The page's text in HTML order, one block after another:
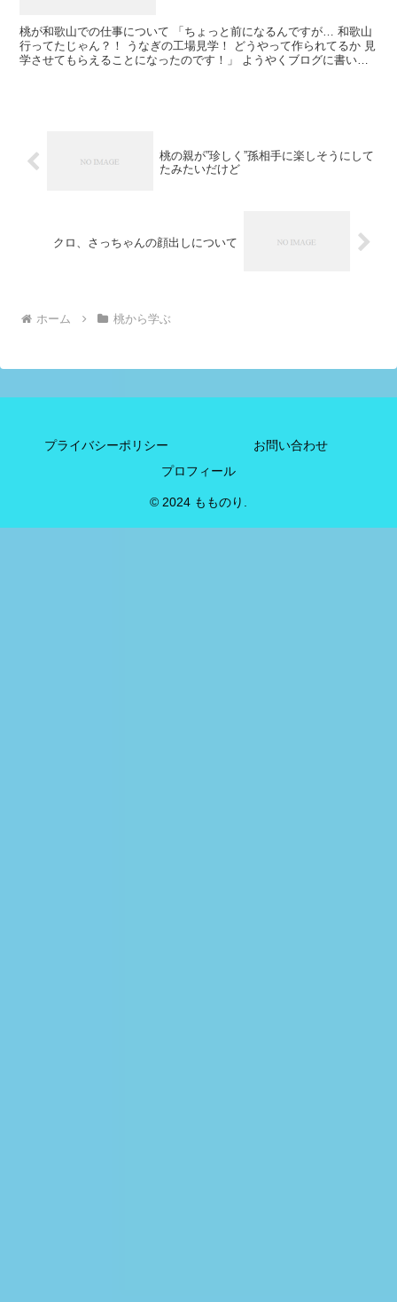
桃が和歌山での仕事について 「ちょっと前になるんですが… 和歌山
行ってたじゃん？！ うなぎの工場見学！ どうやって作られてるか 見
学させてもらえることになったのです！」 ようやくブログに書いて
桃の親が”珍しく”孫相手に楽しそうにして
たみたいだけど
クロ、さっちゃんの顔出しについて
ホーム 桃から学ぶ
プライバシーポリシー
お問い合わせ
プロフィール
© 2024 もものり.